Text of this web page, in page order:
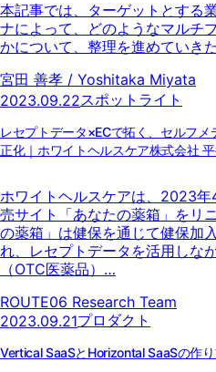
本記事では、ターゲットとする
ナによって、どのようなマルチ
かについて、整理を進めていき
宮田 善孝 / Yoshitaka Miyata
2023.09.22スポットライト
レセプトデータ×ECで拓く、セルフ
正化｜ホワイトヘルスケア株式会社
ホワイトヘルスケアは、2023
売サイト「あなたの薬箱」をリ
の薬箱」は健保を通じて健保加
れ、レセプトデータを活用しな
（OTC医薬品）…
ROUTE06 Research Team
2023.09.21プロダクト
Vertical SaaSとHorizontal SaaSの作